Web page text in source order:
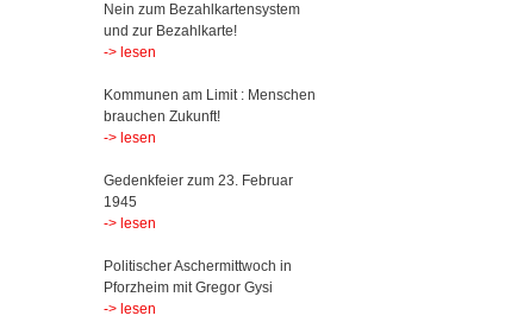
Nein zum Bezahlkartensystem
und zur Bezahlkarte!
-> lesen
Kommunen am Limit : Menschen
brauchen Zukunft!
-> lesen
Gedenkfeier zum 23. Februar
1945
-> lesen
Politischer Aschermittwoch in
Pforzheim mit Gregor Gysi
-> lesen